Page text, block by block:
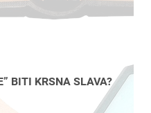
BITI KRSNA SLAVA?